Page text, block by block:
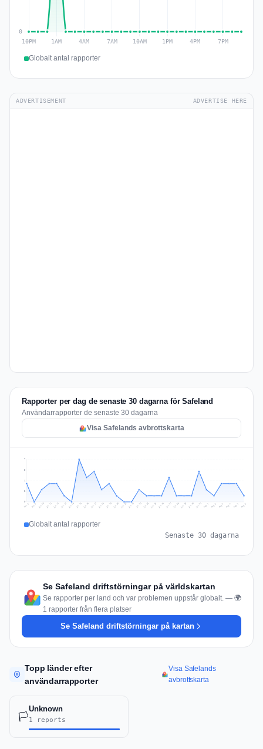
Globalt antal rapporter
ADVERTISEMENT ADVERTISE HERE
Rapporter per dag de senaste 30 dagarna för Safeland
Användarrapporter de senaste 30 dagarna
Visa Safelands avbrottskarta
2
4
5
7
Jul 8 Jul 9 Jul 10 Jul 11 Jul 12 Jul 13 Jul 14 Jul 15 Jul 16 Jul 17 Jul 18 Jul 19 Jul 20 Jul 21 Jul 22 Jul 23 Jul 24 Jul 25 Jul 26 Jul 27 Jul 28 Jul 29 Jul 30 Jul 31 Aug 1 Aug 2 Aug 3 Aug 4 Aug 5 Aug 6
Globalt antal rapporter
Senaste 30 dagarna
Se Safeland driftstörningar på världskartan
Se rapporter per land och var problemen uppstår globalt. — 🌍
1 rapporter från flera platser
Se Safeland driftstörningar på kartan
Topp länder efter
användarrapporter
Visa Safelands
avbrottskarta
🏳️
Unknown
1 reports